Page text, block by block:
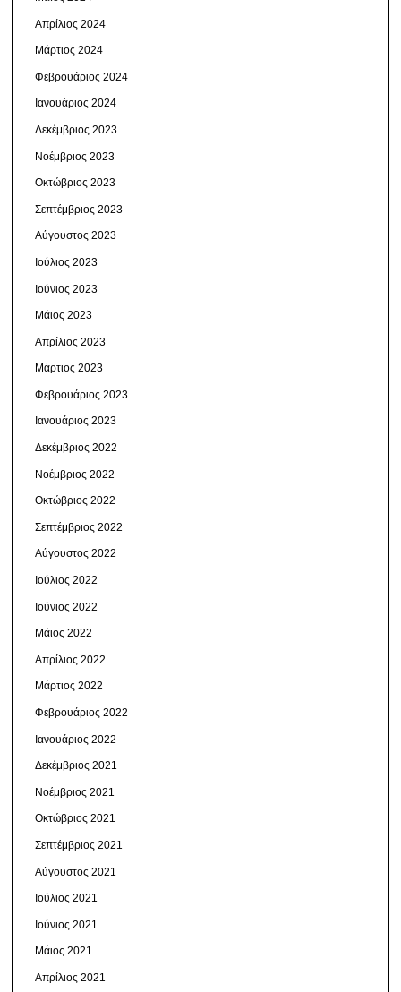
Απρίλιος 2024
Μάρτιος 2024
Φεβρουάριος 2024
Ιανουάριος 2024
Δεκέμβριος 2023
Νοέμβριος 2023
Οκτώβριος 2023
Σεπτέμβριος 2023
Αύγουστος 2023
Ιούλιος 2023
Ιούνιος 2023
Μάιος 2023
Απρίλιος 2023
Μάρτιος 2023
Φεβρουάριος 2023
Ιανουάριος 2023
Δεκέμβριος 2022
Νοέμβριος 2022
Οκτώβριος 2022
Σεπτέμβριος 2022
Αύγουστος 2022
Ιούλιος 2022
Ιούνιος 2022
Μάιος 2022
Απρίλιος 2022
Μάρτιος 2022
Φεβρουάριος 2022
Ιανουάριος 2022
Δεκέμβριος 2021
Νοέμβριος 2021
Οκτώβριος 2021
Σεπτέμβριος 2021
Αύγουστος 2021
Ιούλιος 2021
Ιούνιος 2021
Μάιος 2021
Απρίλιος 2021